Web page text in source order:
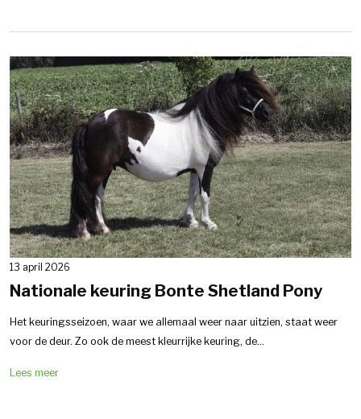
13 april 2026
Nationale keuring Bonte Shetland Pony
Het keuringsseizoen, waar we allemaal weer naar uitzien, staat weer
voor de deur. Zo ook de meest kleurrijke keuring, de...
Lees meer